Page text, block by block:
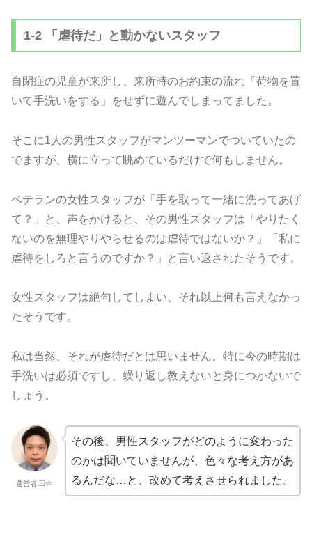
1-2 「虐待だ」と動かないスタッフ
自閉症の児童が来所し、来所時のお約束の流れ「荷物を置
いて手洗いをする」をせずに遊んでしまってました。
そこに1人の男性スタッフがマンツーマンでついていたの
でますが、横に立って眺めているだけで何もしません。
ベテランの女性スタッフが「手を取って一緒に洗ってあげ
て？」と、声をかけると、その男性スタッフは「やりたく
ないのを無理やりやらせるのは虐待ではないか？」「私に
虐待をしろと言うのですか？」と言い返されたそうです。
女性スタッフは絶句してしまい、それ以上何も言えなかっ
たそうです。
私は当然、それが虐待だとは思いません。特に今の時期は
手洗いは必須ですし、繰り返し教えないと身につかないで
しょう。
運営者:田中
その後、男性スタッフがどのように変わった
のかは聞いていませんが、色々な考え方があ
るんだな…と、改めて考えさせられました。